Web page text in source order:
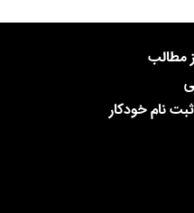
مطالب
نام خودکار